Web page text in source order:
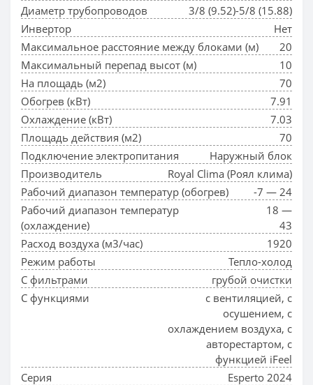
Диаметр трубопроводов
3/8 (9.52)-5/8 (15.88)
Инвертор
Нет
Максимальное расстояние между блоками (м)
20
Максимальный перепад высот (м)
10
На площадь (м2)
70
Обогрев (кВт)
7.91
Охлаждение (кВт)
7.03
Площадь действия (м2)
70
Подключение электропитания
Наружный блок
Производитель
Royal Clima (Роял клима)
Рабочий диапазон температур (обогрев)
-7 — 24
Рабочий диапазон температур
(охлаждение)
18 —
43
Расход воздуха (м3/час)
1920
Режим работы
Тепло-холод
С фильтрами
грубой очистки
С функциями
с вентиляцией, с
осушением, с
охлаждением воздуха, с
авторестартом, с
функцией iFeel
Серия
Esperto 2024